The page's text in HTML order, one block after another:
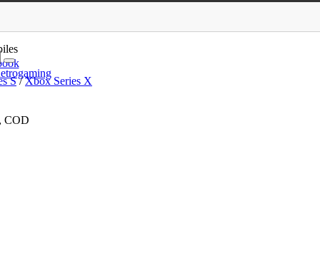
S/Xbox Series X
COD